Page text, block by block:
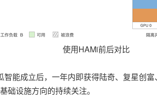
使用HAMi前后对比
能成立后，一年内即获得陆奇、复星创
础设施方向的持续关注。